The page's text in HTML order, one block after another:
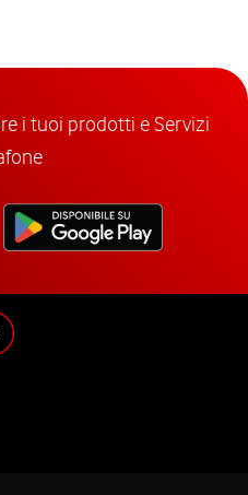
i tuoi prodotti e Servizi